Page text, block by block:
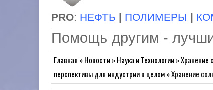
PRO: НЕФТЬ | ПОЛИМЕРЫ |
Помощь другим -
Главная »Новости»Наука и Технологии»Хранение
перспективы для индустрии в целом»Хранение